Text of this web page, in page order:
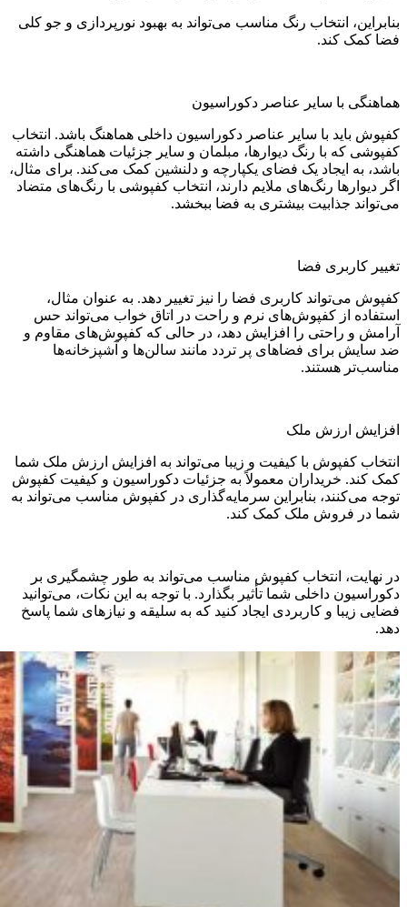
بنابراین، انتخاب رنگ مناسب می‌تواند به بهبود نورپردازی و جو کلی
فضا کمک کند.
هماهنگی با سایر عناصر دکوراسیون
کفپوش باید با سایر عناصر دکوراسیون داخلی هماهنگ باشد. انتخاب
کفپوشی که با رنگ دیوارها، مبلمان و سایر جزئیات هماهنگی داشته
باشد، به ایجاد یک فضای یکپارچه و دلنشین کمک می‌کند. برای مثال،
اگر دیوارها رنگ‌های ملایم دارند، انتخاب کفپوشی با رنگ‌های متضاد
می‌تواند جذابیت بیشتری به فضا ببخشد.
تغییر کاربری فضا
کفپوش می‌تواند کاربری فضا را نیز تغییر دهد. به عنوان مثال،
استفاده از کفپوش‌های نرم و راحت در اتاق خواب می‌تواند حس
آرامش و راحتی را افزایش دهد، در حالی که کفپوش‌های مقاوم و
ضد سایش برای فضاهای پر تردد مانند سالن‌ها و آشپزخانه‌ها
مناسب‌تر هستند.
افزایش ارزش ملک
انتخاب کفپوش با کیفیت و زیبا می‌تواند به افزایش ارزش ملک شما
کمک کند. خریداران معمولاً به جزئیات دکوراسیون و کیفیت کفپوش
توجه می‌کنند، بنابراین سرمایه‌گذاری در کفپوش مناسب می‌تواند به
شما در فروش ملک کمک کند.
در نهایت، انتخاب کفپوش مناسب می‌تواند به طور چشمگیری بر
دکوراسیون داخلی شما تأثیر بگذارد. با توجه به این نکات، می‌توانید
فضایی زیبا و کاربردی ایجاد کنید که به سلیقه و نیازهای شما پاسخ
دهد.